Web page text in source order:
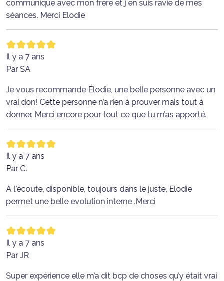
communique avec mon frère et j en suis ravie de mes
séances. Merci Elodie
Il y a 7 ans
Par SA
Je vous recommande Élodie, une belle personne avec un
vrai don! Cette personne n’a rien à prouver mais tout à
donner. Merci encore pour tout ce que tu m’as apporté.
Il y a 7 ans
Par C.
A l'écoute, disponible, toujours dans le juste, Elodie
permet une belle evolution interne .Merci
Il y a 7 ans
Par JR
Super expérience elle m’a dit bcp de choses qu’y était vrai